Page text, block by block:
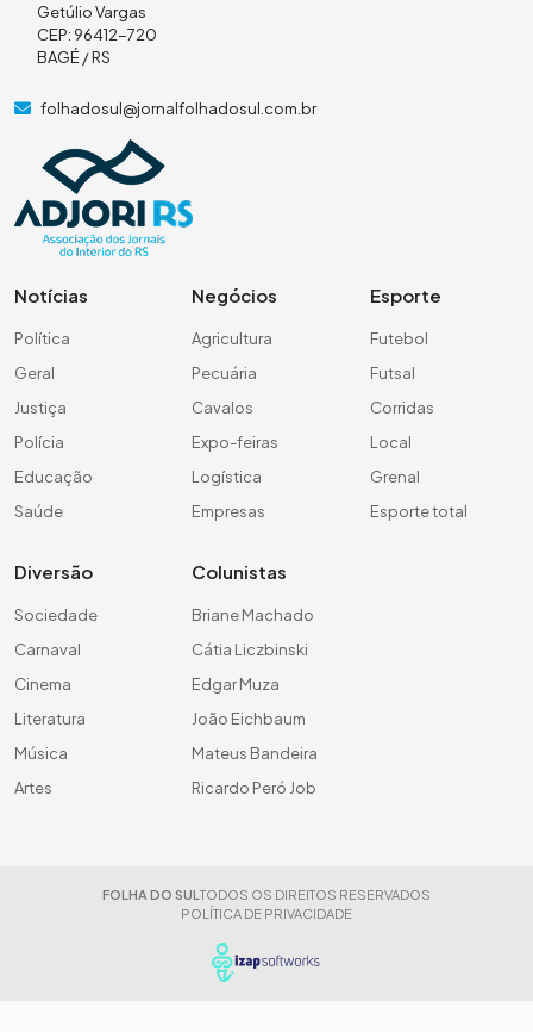
Getúlio Vargas
CEP: 96412-720
BAGÉ / RS
folhadosul@jornalfolhadosul.com.br
Notícias
Política
Geral
Justiça
Polícia
Educação
Saúde
Negócios
Agricultura
Pecuária
Cavalos
Expo-feiras
Logística
Empresas
Esporte
Futebol
Futsal
Corridas
Local
Grenal
Esporte total
Diversão
Sociedade
Carnaval
Cinema
Literatura
Música
Artes
Colunistas
Briane Machado
Cátia Liczbinski
Edgar Muza
João Eichbaum
Mateus Bandeira
Ricardo Peró Job
FOLHA DO SUL TODOS OS DIREITOS RESERVADOS
POLÍTICA DE PRIVACIDADE